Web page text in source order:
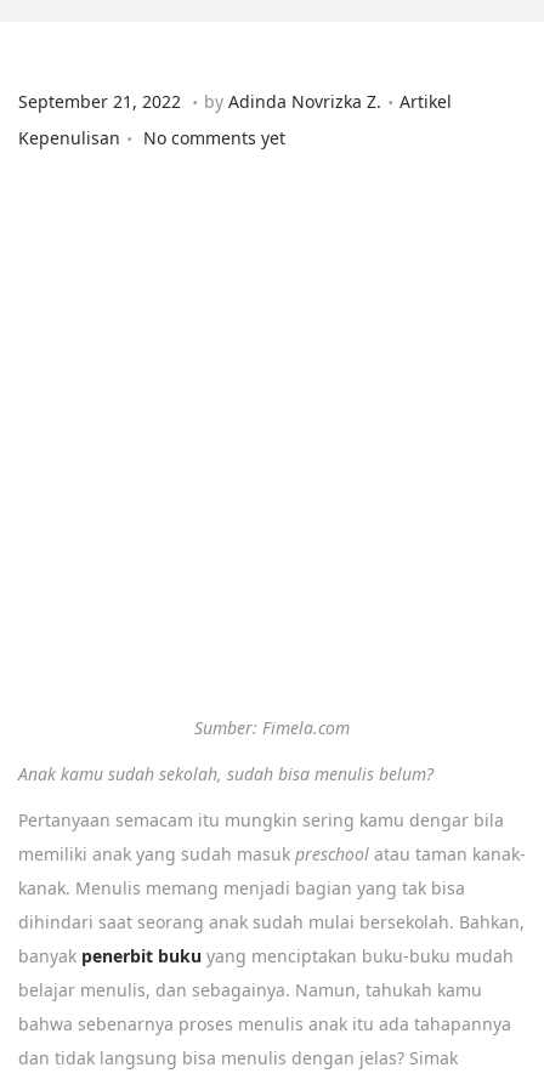
Posted on
September 21, 2022 S
e
. by Adinda Novrizka Z. . Posted in
Artikel
Kepenulisan . No comments yet
Sumber: Fimela.com
Anak kamu sudah sekolah, sudah bisa menulis belum?
Pertanyaan semacam itu mungkin sering kamu dengar bila
memiliki anak yang sudah masuk preschool atau taman kanak-
kanak. Menulis memang menjadi bagian yang tak bisa
dihindari saat seorang anak sudah mulai bersekolah. Bahkan,
banyak penerbit buku yang menciptakan buku-buku mudah
belajar menulis, dan sebagainya. Namun, tahukah kamu
bahwa sebenarnya proses menulis anak itu ada tahapannya
dan tidak langsung bisa menulis dengan jelas? Simak